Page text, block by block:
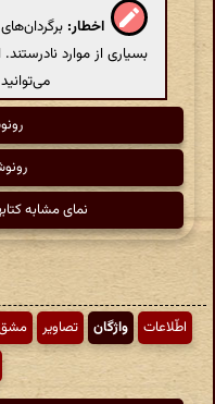
اخطار:
بسیاری از موارد
نمای مشابه
اطّلاعات واژگان تصاویر